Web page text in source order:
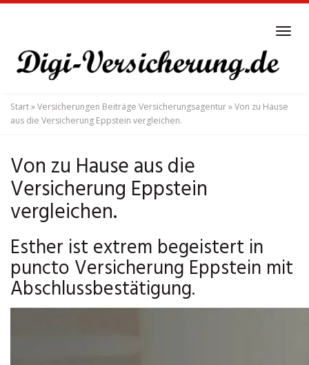
main
content
Start»Versicherungen Beiträge Versicherungsagentur»Von zu Hause
aus die Versicherung Eppstein vergleichen.
Von zu Hause aus die
Versicherung Eppstein
vergleichen.
Esther ist extrem begeistert in
puncto Versicherung Eppstein mit
Abschlussbestätigung.